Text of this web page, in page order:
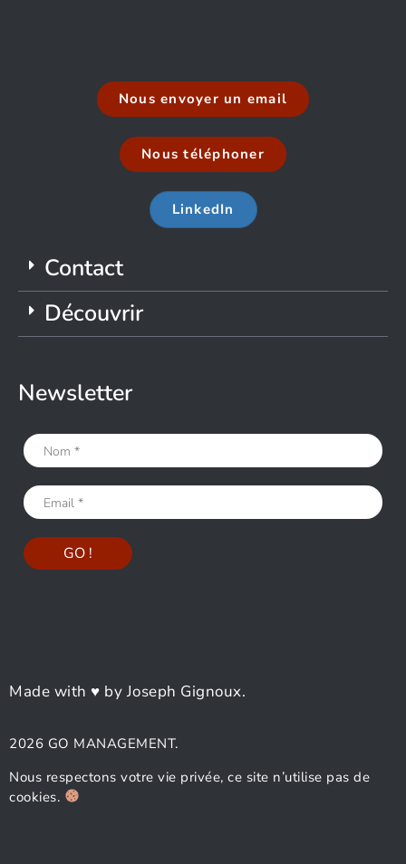
Nous envoyer un email
Nous téléphoner
LinkedIn
Contact
Découvrir
Newsletter
Made with ♥ by Joseph Gignoux.
2026 GO MANAGEMENT.
Nous respectons votre vie privée, ce site n’utilise pas de
cookies.